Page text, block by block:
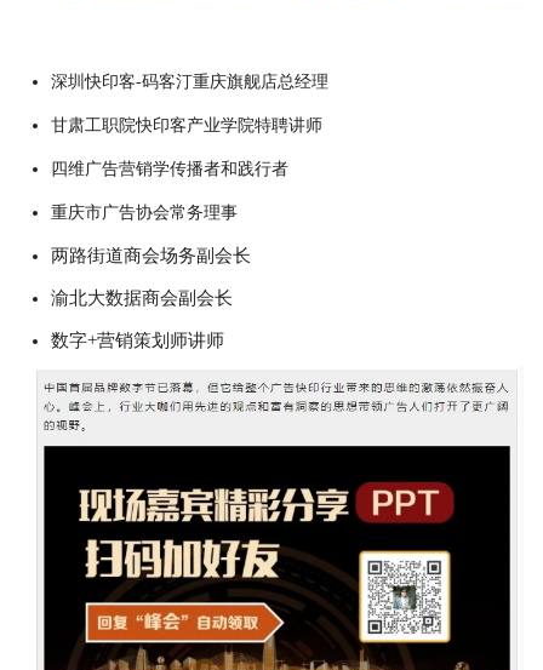
深圳快印客-码客汀重庆旗舰店总经理
甘肃工职院快印客产业学院特聘讲师
四维广告营销学传播者和践行者
重庆市广告协会常务理事
两路街道商会场务副会长
渝北大数据商会副会长
数字+营销策划师讲师